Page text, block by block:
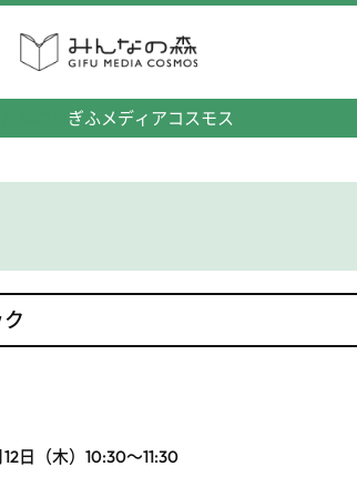
ぎふメディアコスモス
日（木）10:30～11:30